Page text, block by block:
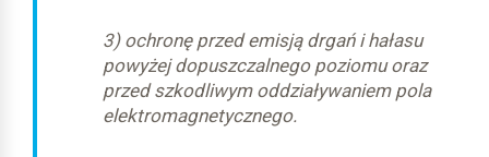
3) ochronę przed emisją drgań i hałasu
powyżej dopuszczalnego poziomu oraz
przed szkodliwym oddziaływaniem pola
elektromagnetycznego.